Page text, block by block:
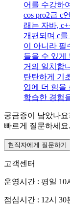
어를 수강하
cos pro2급 c
래는 자바,
개편되며 c
이 아니라 필
들을 수 있게
거의 일치합
탄탄하게 기
업에 더 힘을
학습한 경험
궁금증이 남았나요
빠르게 질문하세요.
현직자에게 질문하기
고객센터
운영시간 : 평일 10
점심시간 : 12시 30